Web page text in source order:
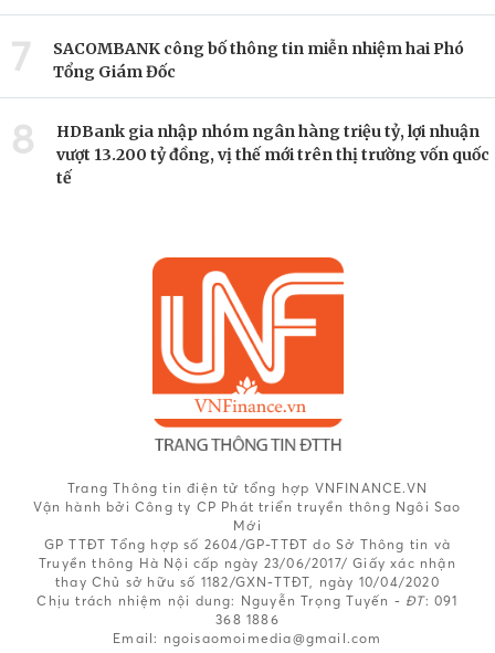
7
SACOMBANK công bố thông tin miễn nhiệm hai Phó
Tổng Giám Đốc
8
HDBank gia nhập nhóm ngân hàng triệu tỷ, lợi nhuận
vượt 13.200 tỷ đồng, vị thế mới trên thị trường vốn quốc
tế
Trang Thông tin điện tử tổng hợp VNFINANCE.VN
Vận hành bởi Công ty CP Phát triển truyền thông Ngôi Sao
Mới
GP TTĐT Tổng hợp số 2604/GP-TTĐT do Sở Thông tin và
Truyền thông Hà Nội cấp ngày 23/06/2017/ Giấy xác nhận
thay Chủ sở hữu số 1182/GXN-TTĐT, ngày 10/04/2020
Chịu trách nhiệm nội dung: Nguyễn Trọng Tuyến - ĐT: 091
368 1886
Email: ngoisaomoimedia@gmail.com